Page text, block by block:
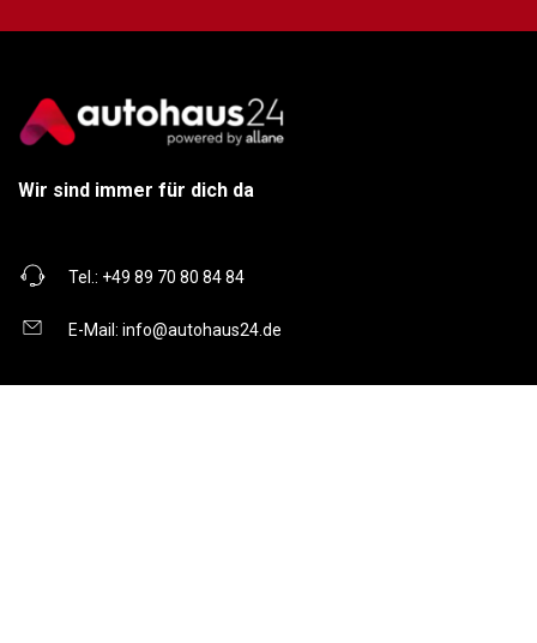
Wir sind immer für dich da
Tel.: +49 89 70 80 84 84
E-Mail: info@autohaus24.de